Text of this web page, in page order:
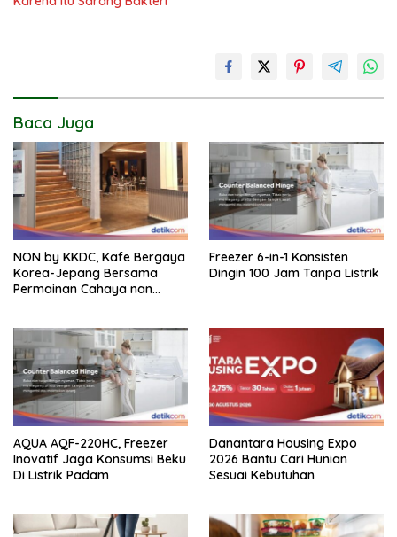
Baca Juga
NON by KKDC, Kafe Bergaya
Korea-Jepang Bersama
Permainan Cahaya nan
Freezer 6-in-1 Konsisten
Dingin 100 Jam Tanpa Listrik
AQUA AQF-220HC, Freezer
Inovatif Jaga Konsumsi Beku
Di Listrik Padam
Danantara Housing Expo
2026 Bantu Cari Hunian
Sesuai Kebutuhan